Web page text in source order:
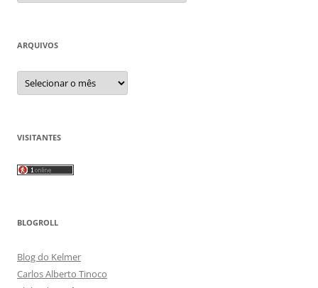
ARQUIVOS
Arquivos
VISITANTES
BLOGROLL
Blog do Kelmer
Carlos Alberto Tinoco